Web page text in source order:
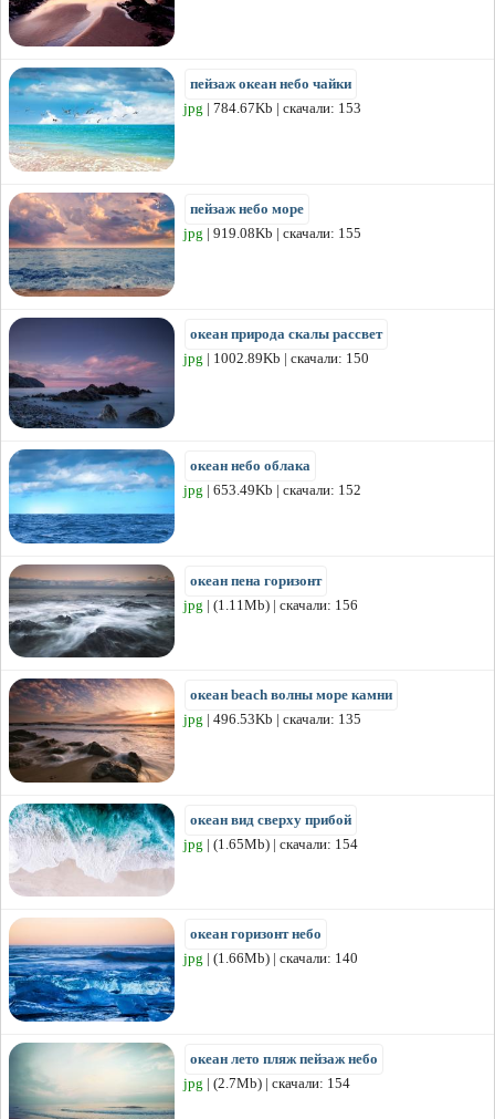
пейзаж океан небо чайки
jpg | 784.67Kb | скачали: 153
пейзаж небо море
jpg | 919.08Kb | скачали: 155
океан природа скалы рассвет
jpg | 1002.89Kb | скачали: 150
океан небо облака
jpg | 653.49Kb | скачали: 152
океан пена горизонт
jpg | (1.11Mb) | скачали: 156
океан beach волны море камни
jpg | 496.53Kb | скачали: 135
океан вид сверху прибой
jpg | (1.65Mb) | скачали: 154
океан горизонт небо
jpg | (1.66Mb) | скачали: 140
океан лето пляж пейзаж небо
jpg | (2.7Mb) | скачали: 154